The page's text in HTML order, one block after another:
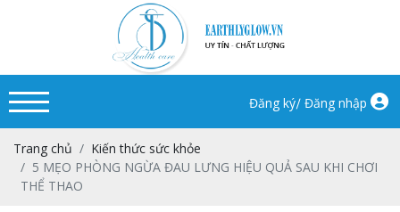
Đăng ký/ Đăng nhập
Trang chủ
Kiến thức sức khỏe
5 MẸO PHÒNG NGỪA ĐAU LƯNG HIỆU QUẢ SAU KHI CHƠI
THỂ THAO